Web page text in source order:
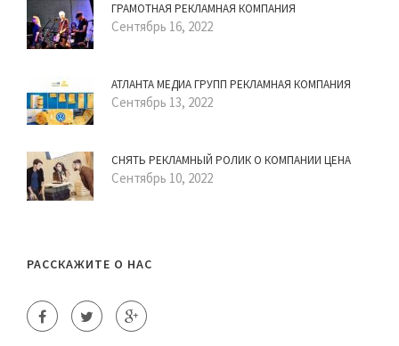
ГРАМОТНАЯ РЕКЛАМНАЯ КОМПАНИЯ
Сентябрь 16, 2022
АТЛАНТА МЕДИА ГРУПП РЕКЛАМНАЯ КОМПАНИЯ
Сентябрь 13, 2022
СНЯТЬ РЕКЛАМНЫЙ РОЛИК О КОМПАНИИ ЦЕНА
Сентябрь 10, 2022
РАССКАЖИТЕ О НАС